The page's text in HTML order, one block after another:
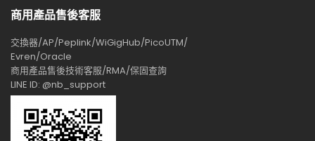
商用產品售後客服
交換器/AP/Peplink/WiGigHub/PicoUTM/
Evren/Oracle
商用產品售後技術客服/RMA/保固查詢
LINE ID: @nb_support